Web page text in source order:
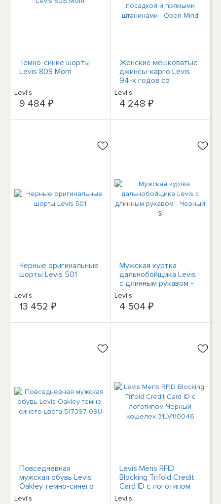
Темно-синие шорты
Levis 80S Mom
Levi's
9 484 ₽
Женские мешковатые
джинсы-карго Levis
94-х годов со
средней посадкой и
прямыми штанинами -
Open Mind
Levi's
4 248 ₽
Черные оригинальные
шорты Levis 501
Levi's
13 452 ₽
Мужская куртка
дальнобойщика Levis
с длинным рукавом -
Черный S
Levi's
4 504 ₽
Повседневная
мужская обувь Levis
Oakley темно-синего
цвета 517397-09U
Levi's
Levis Mens RFID
Blocking Trifold Credit
Card ID с логотипом
Черный кошелек
Levi's